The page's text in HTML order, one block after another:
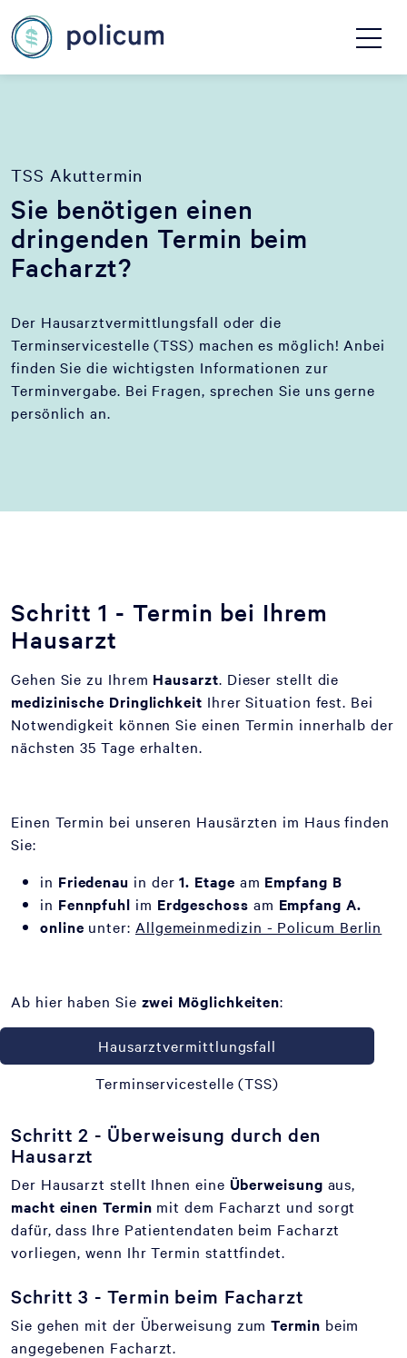
TSS Akuttermin
Sie benötigen einen
dringenden Termin beim
Facharzt?
Der Hausarztvermittlungsfall oder die
Terminservicestelle (TSS) machen es möglich! Anbei
finden Sie die wichtigsten Informationen zur
Terminvergabe. Bei Fragen, sprechen Sie uns gerne
persönlich an.
Schritt 1 - Termin bei Ihrem
Hausarzt
Gehen Sie zu Ihrem Hausarzt. Dieser stellt die
medizinische Dringlichkeit Ihrer Situation fest. Bei
Notwendigkeit können Sie einen Termin innerhalb der
nächsten 35 Tage erhalten.
Einen Termin bei unseren Hausärzten im Haus finden
Sie:
in Friedenau in der1. Etage am Empfang B
in Fennpfuhl im Erdgeschoss am Empfang A.
online unter: Allgemeinmedizin - Policum Berlin
Ab hier haben Sie zwei Möglichkeiten:
Hausarztvermittlungsfall
Terminservicestelle (TSS)
Schritt 2 - Überweisung durch den
Hausarzt
Der Hausarzt stellt Ihnen eine Überweisung aus,
macht einen Termin mit dem Facharzt und sorgt
dafür, dass Ihre Patientendaten beim Facharzt
vorliegen, wenn Ihr Termin stattfindet.
Schritt 3 - Termin beim Facharzt
Sie gehen mit der Überweisung zumTermin beim
angegebenen Facharzt.